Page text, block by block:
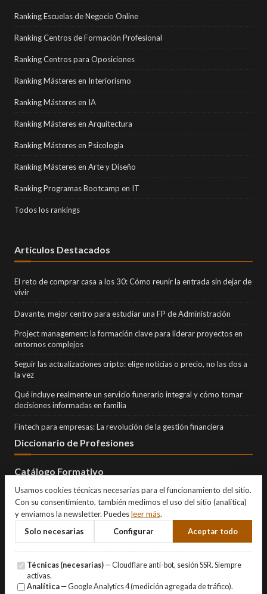
Ranking Escuelas de Negocio Online
Ranking Centros de Formación Profesional
Ranking Centros para Oposiciones
Ranking Másteres en Interiorismo
Ranking Másteres en IA
Ranking Másteres en Arquitectura
Ranking Másteres en Psicología
Ranking Másteres en Arte y Diseño
Ranking Programas Bootcamp en IT
Todos los rankings
Artículos Destacados
El reto de comprar casa a los 30: Cómo reunir la entrada sin dejar de
vivir
Davante, mejor centro para estudiar una FP de Administración
Project management: la formación clave para liderar proyectos en
entornos complejos
Seguir las actualizaciones cripto: elige noticias o precio, no las dos a
la vez
Qué incluye realmente un servicio funerario integral y cómo tomar
decisiones informadas en familia
Fintech para empresas: La revolución de la gestión financiera
Diccionario de Profesiones
Catálogo Formativo
Usamos cookies técnicas necesarias para el funcionamiento del sitio.
Con su consentimiento, también medimos el uso del sitio (analítica)
y enviamos la newsletter. Puedesleer más.
Solo necesarias
Configurar Aceptar todo
Técnicas (necesarias) — Cloudflare anti-bot, sesión SSR. Siempre
activas.
Analítica — Google Analytics 4 (medición agregada de tráfico).